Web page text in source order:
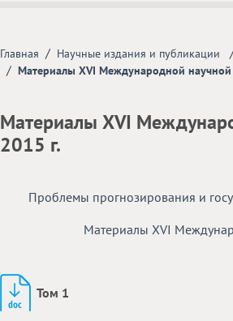
Главная / Научные издания и публикации
/ Материалы ХVI Международной
Материалы ХVI
2015 г.
Проблемы прогнозирования и
Материалы ХVI
Том 1